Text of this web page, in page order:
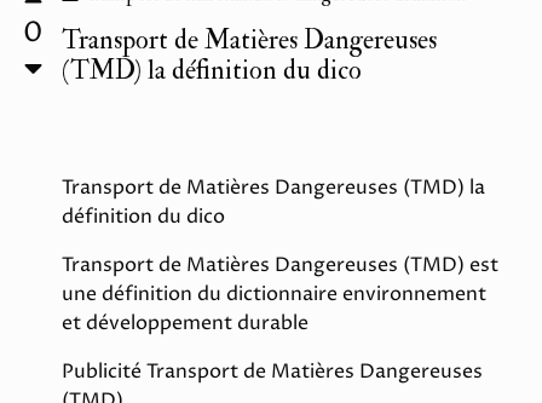
0
Transport de Matières Dangereuses
(TMD) la définition du dico
Transport de Matières Dangereuses (TMD) la
définition du dico
Transport de Matières Dangereuses (TMD) est
une définition du dictionnaire environnement
et développement durable
Publicité Transport de Matières Dangereuses